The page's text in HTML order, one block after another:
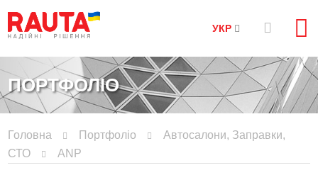
УКР
ПОРТФОЛІО
Головна Портфоліо
Автосалони, Заправки,
СТО
АNP